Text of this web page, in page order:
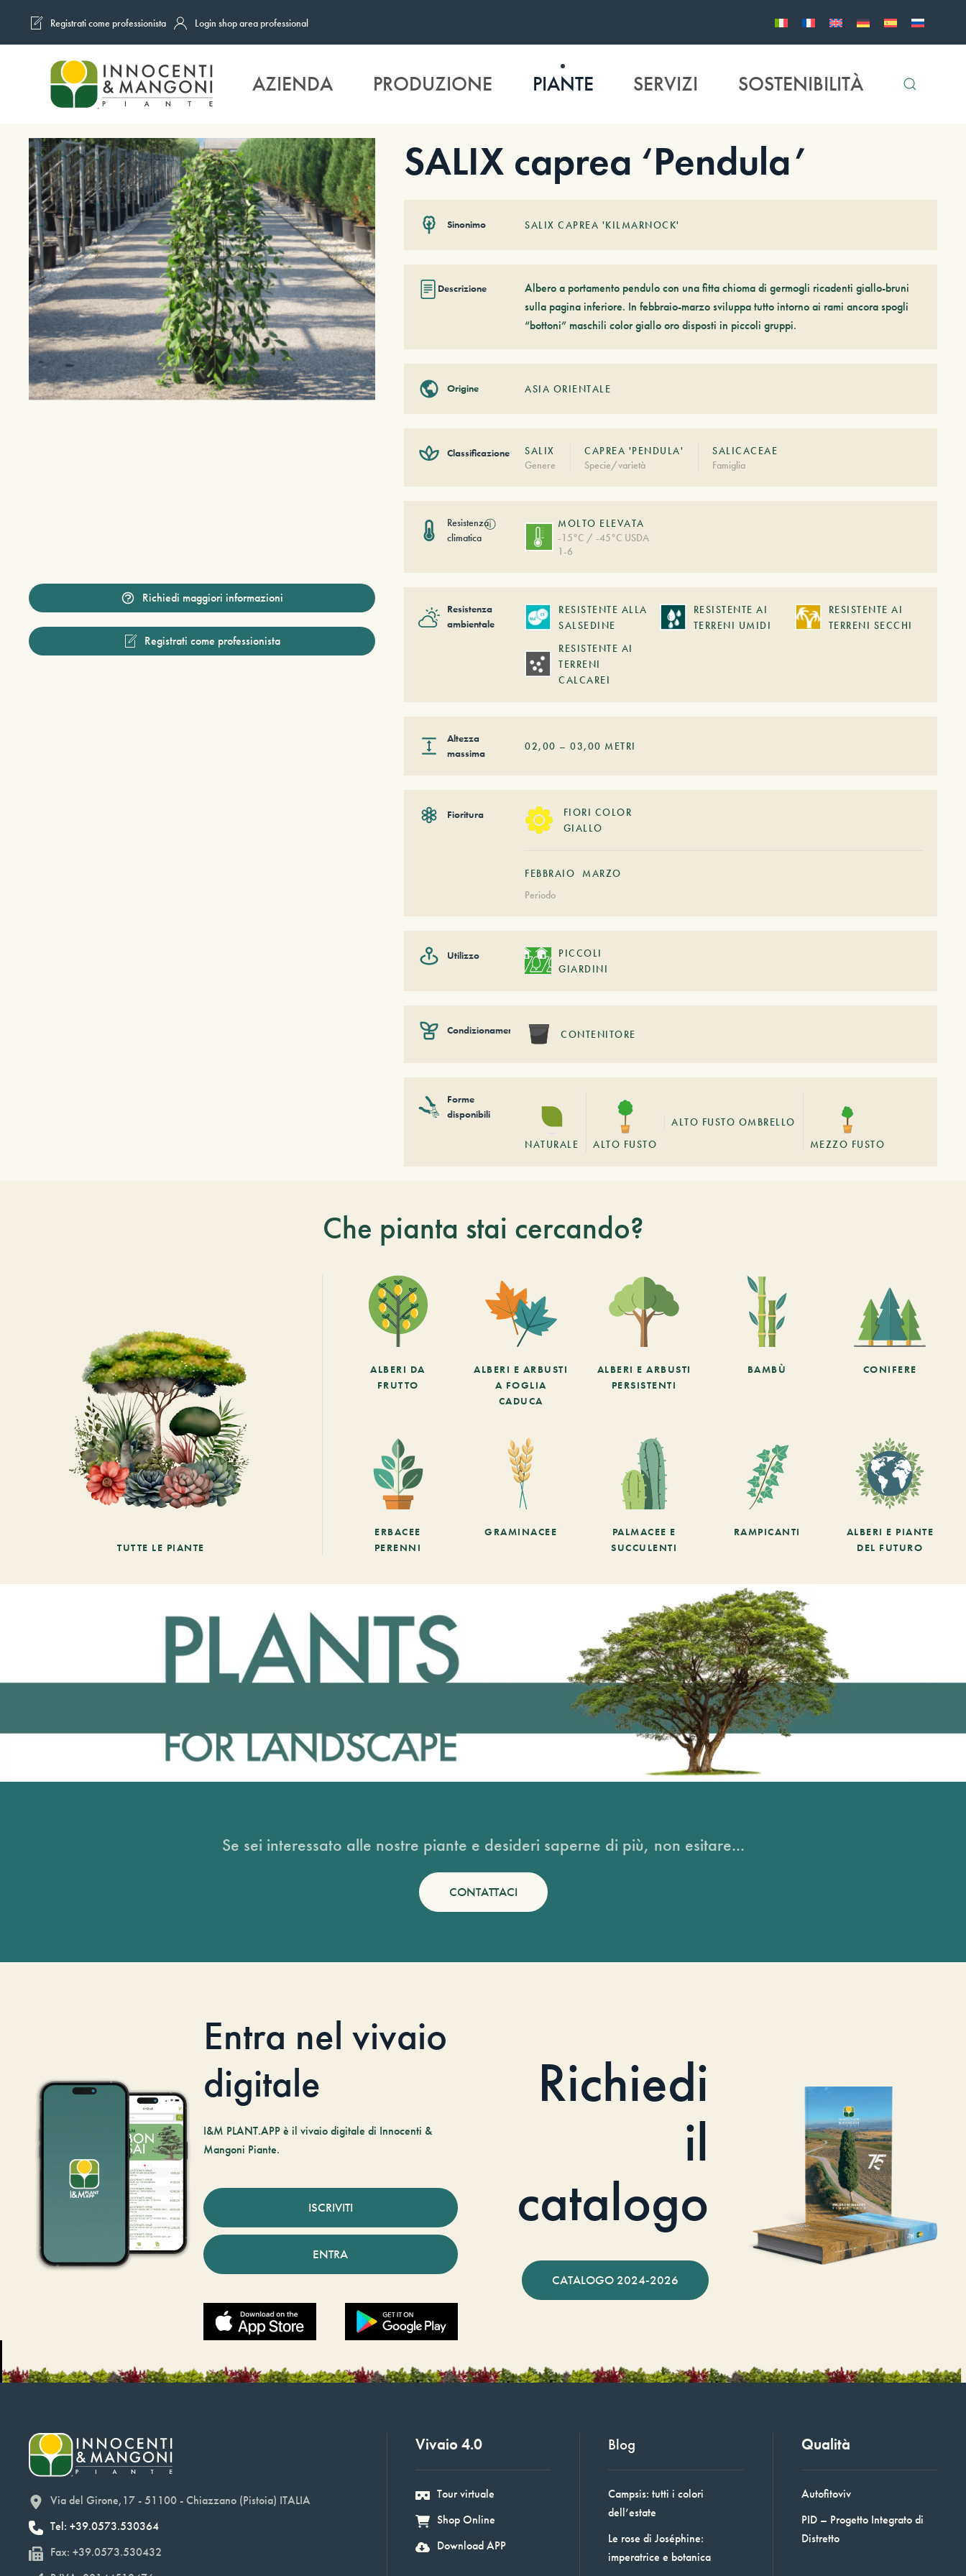
Skip to main content
Registrati come professionista Login shop area professional
AZIENDA PRODUZIONE PIANTE SERVIZI SOSTENIBILITÀ
Richiedi maggiori informazioni
Registrati come professionista
SALIX caprea ‘Pendula’
Sinonimo SALIX CAPREA 'KILMARNOCK'
Descrizione
Albero a portamento pendulo con una fitta chioma di germogli ricadenti giallo-bruni
sulla pagina inferiore. In febbraio-marzo sviluppa tutto intorno ai rami ancora spogli
“bottoni” maschili color giallo oro disposti in piccoli gruppi.
Origine ASIA ORIENTALE
Classificazione
SALIX
Genere
CAPREA 'PENDULA'
Specie/varietà
SALICACEAE
Famiglia
Resistenza
climatica
ⓘ
MOLTO ELEVATA
-15°C / -45°C USDA
1-6
Resistenza
ambientale
RESISTENTE ALLA
SALSEDINE
RESISTENTE AI
TERRENI UMIDI
RESISTENTE AI
TERRENI SECCHI
RESISTENTE AI
TERRENI
CALCAREI
Altezza
massima
02,00 –03,00 METRI
Fioritura
FIORI COLOR
GIALLO
FEBBRAIO
MARZO
Periodo
Utilizzo
PICCOLI
GIARDINI
Condizionamento CONTENITORE
Forme
disponibili
NATURALE ALTO FUSTO
ALTO FUSTO OMBRELLO
MEZZO FUSTO
Che pianta stai cercando?
TUTTE LE PIANTE
ALBERI DA
FRUTTO
ALBERI E ARBUSTI
A FOGLIA
CADUCA
ALBERI E ARBUSTI
PERSISTENTI
BAMBÙ CONIFERE
ERBACEE
PERENNI
GRAMINACEE
PALMACEE E
SUCCULENTI
RAMPICANTI
ALBERI E PIANTE
DEL FUTURO
Se sei interessato alle nostre piante e desideri saperne di più, non esitare...
CONTATTACI
Entra nel vivaio
digitale
I&M PLANT.APP è il vivaio digitale di Innocenti &
Mangoni Piante.
ISCRIVITI
ENTRA
Richiedi
il
catalogo
CATALOGO 2024-2026
Via del Girone,17 - 51100 - Chiazzano (Pistoia) ITALIA
Tel: +39.0573.530364
Fax: +39.0573.530432
Vivaio 4.0
Tour virtuale
Shop Online
Download APP
Blog
Campsis: tutti i colori
dell’estate
Le rose di Joséphine:
imperatrice e botanica
Qualità
Autofitoviv
PID – Progetto Integrato di
Distretto